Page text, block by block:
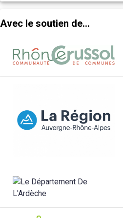
Avec le soutien de...